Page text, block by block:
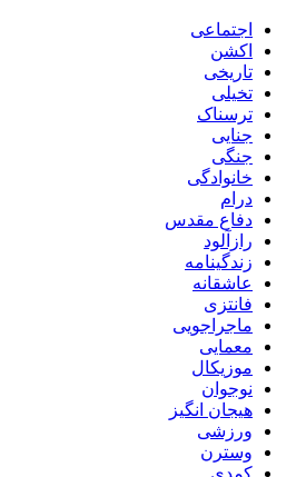
اجتماعی
اکشن
تاریخی
تخیلی
ترسناک
جنایی
جنگی
خانوادگی
درام
دفاع مقدس
رازآلود
زندگینامه
عاشقانه
فانتزی
ماجراجویی
معمایی
موزیکال
نوجوان
هیجان انگیز
ورزشی
وسترن